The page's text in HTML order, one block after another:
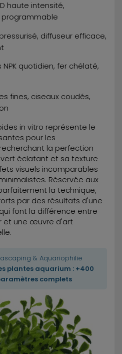
haute intensité,
programmable
diffuseur efficace,
NPK quotidien, fer chélaté,
fines, ciseaux coudés,
in vitro représente le
pour les
la perfection
éclatant et sa texture
visuels incomparables
Réservée aux
la technique,
par des résultats d'une
font la différence entre
et une œuvre d'art
& Aquariophilie
plantes aquarium : +400
complets